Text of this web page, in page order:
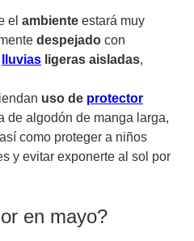
el ambiente estará muy
despejado con
lluvias ligeras aisladas,
uso de protector
de algodón de manga larga,
como proteger a niños
y evitar exponerte al sol por
en mayo?